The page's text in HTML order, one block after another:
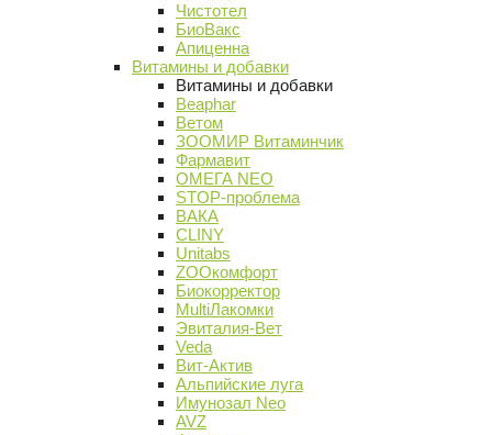
Чистотел
БиоВакс
Апиценна
Витамины и добавки
Витамины и добавки
Beaphar
Ветом
ЗООМИР Витаминчик
Фармавит
ОМЕГА NEO
STOP-проблема
ВАКА
CLINY
Unitabs
ZOOкомфорт
Биокорректор
MultiЛакомки
Эвиталия-Вет
Veda
Вит-Актив
Альпийские луга
Имунозал Neo
AVZ